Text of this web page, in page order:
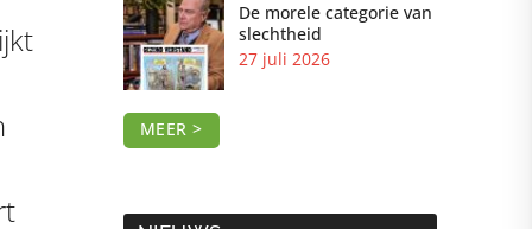
De morele categorie van
slechtheid
27 juli 2026
MEER >